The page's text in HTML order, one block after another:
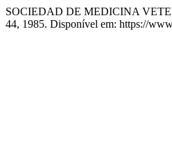
SOCIEDAD DE MEDICINA
44, 1985. Disponível em: https://